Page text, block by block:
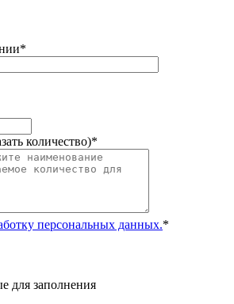
*
количество)*
персональных данных.*
для заполнения